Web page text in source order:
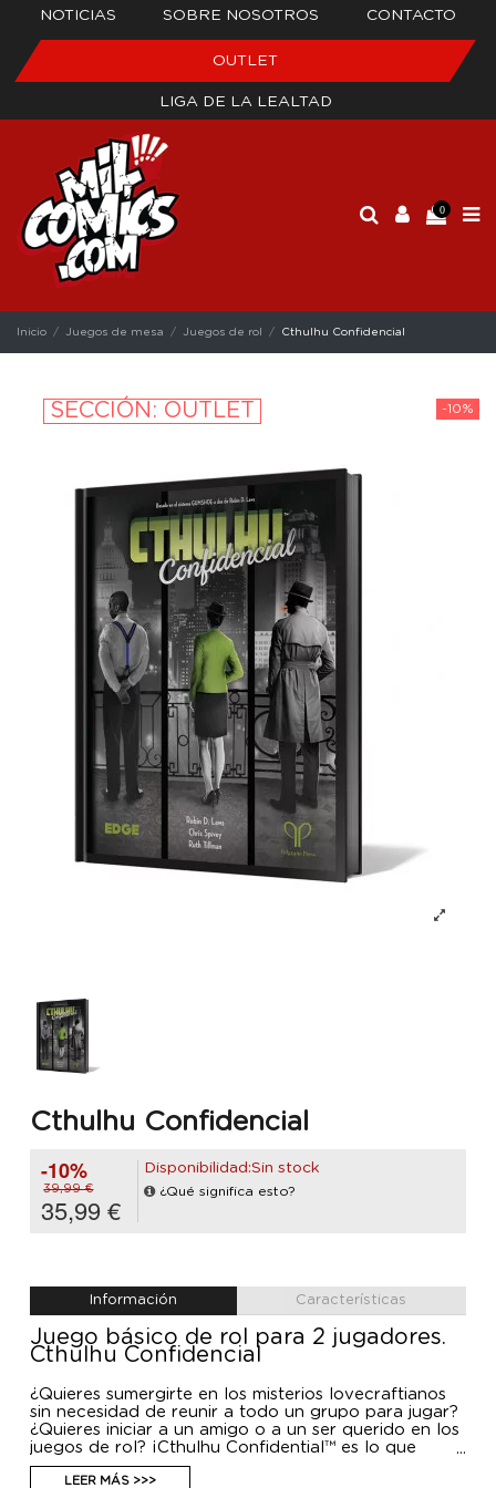
NOTICIAS SOBRE NOSOTROS CONTACTO
OUTLET
LIGA DE LA LEALTAD
0
Inicio Juegos de mesa Juegos de rol Cthulhu Confidencial
-10%
SECCIÓN: OUTLET
Cthulhu Confidencial
-10%
39,99 €
35,99 €
Disponibilidad:Sin stock
¿Qué significa esto?
Información Características
Juego básico de rol para 2 jugadores.
Cthulhu Confidencial
¿Quieres sumergirte en los misterios lovecraftianos
sin necesidad de reunir a todo un grupo para jugar?
¿Quieres iniciar a un amigo o a un ser querido en los
juegos de rol? ¡Cthulhu Confidential™ es lo que
necesitas!
Cthulhu Confidential™ recrea el sistema GUMSHOE
LEER MÁS >>>